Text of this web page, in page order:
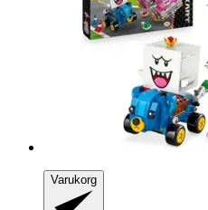
Varukorg